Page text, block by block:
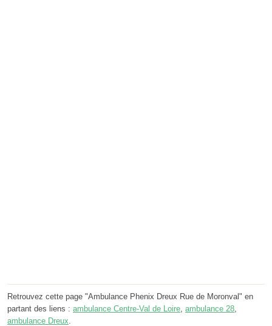
Retrouvez cette page "Ambulance Phenix Dreux Rue de Moronval" en
partant des liens : ambulance Centre-Val de Loire, ambulance 28,
ambulance Dreux.